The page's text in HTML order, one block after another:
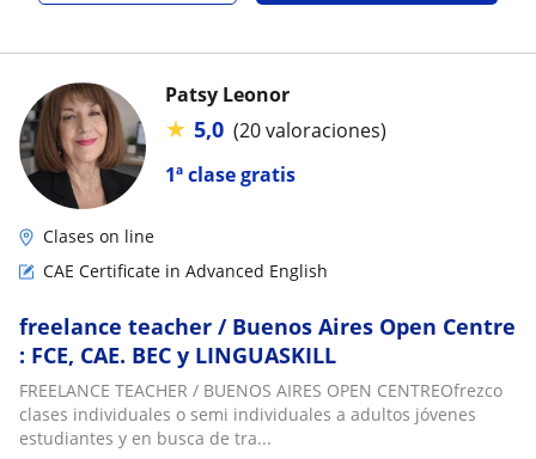
1ª clase gratis
Patsy Leonor
★ 5,0 (20 valoraciones)
Clases on line
CAE Certificate in Advanced English
freelance teacher / Buenos Aires Open Centre
: FCE, CAE. BEC y LINGUASKILL
FREELANCE TEACHER / BUENOS AIRES OPEN CENTREOfrezco
clases individuales o semi individuales a adultos jóvenes
estudiantes y en busca de tra...